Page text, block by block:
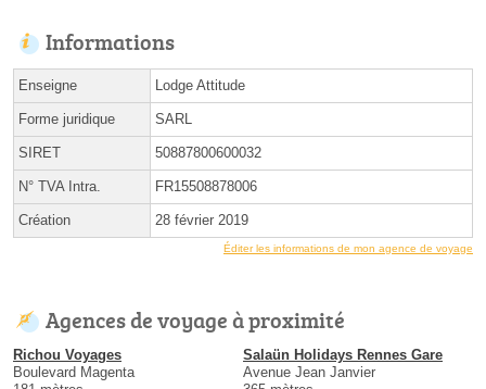
Informations
Enseigne Lodge Attitude
Forme juridique SARL
SIRET 50887800600032
N° TVA Intra. FR15508878006
Création 28 février 2019
Éditer les informations de mon agence de voyage
Agences de voyage à proximité
Richou Voyages
Boulevard Magenta
Salaün Holidays Rennes Gare
Avenue Jean Janvier